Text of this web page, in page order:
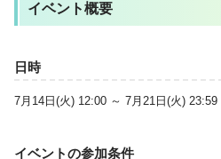
イベント概要
日時
7月14日(火) 12:00 ～ 7月21日(火) 23:59
イベントの参加条件